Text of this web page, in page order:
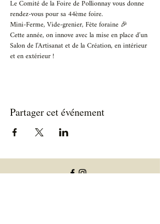
Le Comité de la Foire de Pollionnay vous donne
rendez-vous pour sa 44ème foire.
Mini-Ferme, Vide-grenier, Fête foraine 🎉
Cette année, on innove avec la mise en place d’un
Salon de l’Artisanat et de la Création, en intérieur
et en extérieur !
Partager cet événement